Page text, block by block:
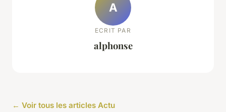
A
ECRIT PAR
alphonse
← Voir tous les articles Actu